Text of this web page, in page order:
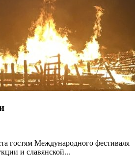
гостям Международного фестиваля
и славянской...